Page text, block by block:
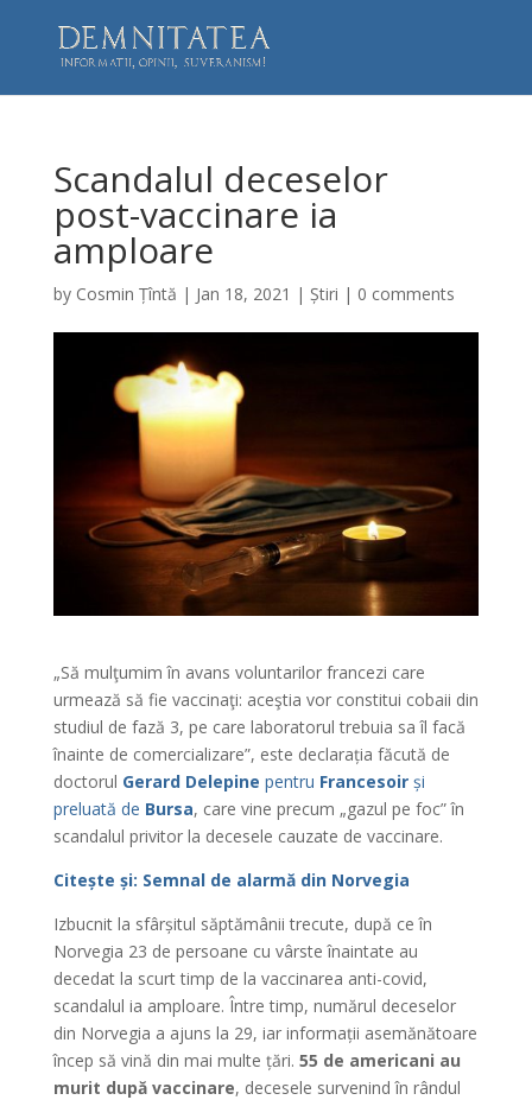
Scandalul deceselor
post-vaccinare ia
amploare
by Cosmin Țîntă | Jan 18, 2021 | Știri | 0 comments
„Să mulţumim în avans voluntarilor francezi care
urmează să fie vaccinaţi: aceştia vor constitui cobaii din
studiul de fază 3, pe care laboratorul trebuia sa îl facă
înainte de comercializare”, este declarația făcută de
doctorul Gerard Delepine pentru Francesoirși
preluată de Bursa, care vine precum „gazul pe foc” în
scandalul privitor la decesele cauzate de vaccinare.
Citește și: Semnal de alarmă din Norvegia
Izbucnit la sfârșitul săptămânii trecute, după ce în
Norvegia 23 de persoane cu vârste înaintate au
decedat la scurt timp de la vaccinarea anti-covid,
scandalul ia amploare. Între timp, numărul deceselor
din Norvegia a ajuns la 29, iar informații asemănătoare
încep să vină din mai multe țări. 55 de americani au
murit după vaccinare, decesele survenind în rândul